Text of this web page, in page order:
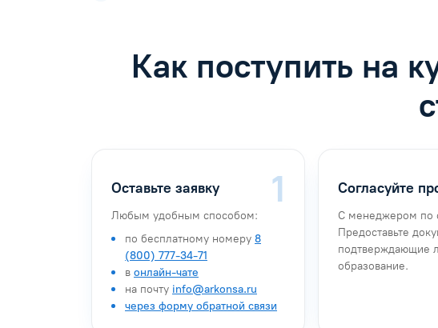
Как поступить на
Оставьте заявку
Любым удобным способом:
по бесплатному номеру 8
(800) 777-34-71
в онлайн-чате
на почту info@arkonsa.ru
через форму обратной связи
Согласуйте
С менеджером по
Предоставьте
подтверждающие
образование.